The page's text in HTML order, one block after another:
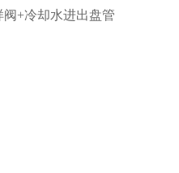
+冷却水进出盘管